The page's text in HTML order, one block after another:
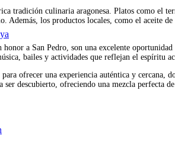
tradición culinaria aragonesa. Platos como el
Además, los productos locales, como el aceite
honor a San Pedro, son una excelente
bailes y actividades que reflejan el espíritu
para ofrecer una experiencia auténtica y cercana,
descubierto, ofreciendo una mezcla perfecta